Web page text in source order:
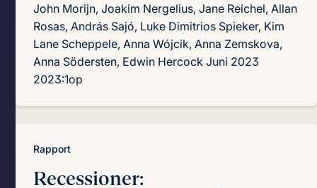
John Morijn, Joakim Nergelius, Jane Reichel, Allan
Rosas, András Sajó, Luke Dimitrios Spieker, Kim
Lane Scheppele, Anna Wójcik, Anna Zemskova,
Anna Södersten, Edwin Hercock Juni 2023
2023:1op
Rapport
Recessioner: